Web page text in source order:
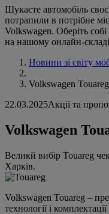
Шукаєте автомобіль
потрапили в потрібне
Volkswagen. Оберіть
на нашому онлайн-
Новини зі світу
Volkswagen
22.03.2025Акції та
Volkswagen
Великй вибір Touareg
Харків.
Volkswagen Touareg –
технології і